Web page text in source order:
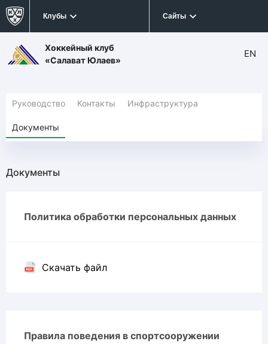
Клубы Сайты
Хоккейный клуб
«Салават Юлаев»
EN
Руководство Контакты Инфраструктура
Документы
Документы
Политика обработки персональных данных
Скачать файл
Правила поведения в спортсооружении